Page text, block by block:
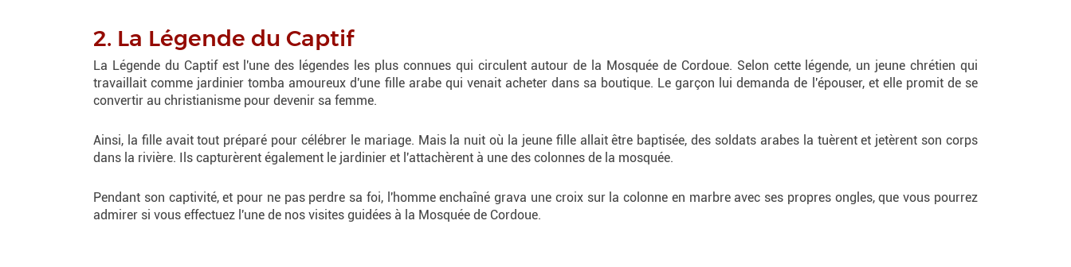
2. La Légende du Captif
La Légende du Captif est l'une des légendes les plus connues qui circulent autour de la Mosquée de Cordoue. Selon cette légende, un jeune chrétien qui
travaillait comme jardinier tomba amoureux d'une fille arabe qui venait acheter dans sa boutique. Le garçon lui demanda de l'épouser, et elle promit de se
convertir au christianisme pour devenir sa femme.
Ainsi, la fille avait tout préparé pour célébrer le mariage. Mais la nuit où la jeune fille allait être baptisée, des soldats arabes la tuèrent et jetèrent son corps
dans la rivière. Ils capturèrent également le jardinier et l'attachèrent à une des colonnes de la mosquée.
Pendant son captivité, et pour ne pas perdre sa foi, l'homme enchaîné grava une croix sur la colonne en marbre avec ses propres ongles, que vous pourrez
admirer si vous effectuez l'une de nos visites guidées à la Mosquée de Cordoue.